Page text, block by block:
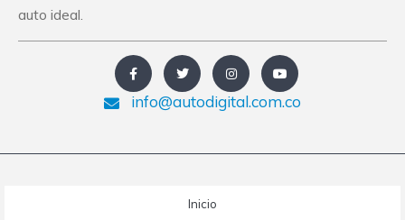
auto ideal.
info@autodigital.com.co
Inicio